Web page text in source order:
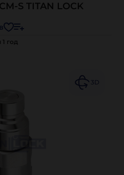
S TITAN LOCK
год
3D